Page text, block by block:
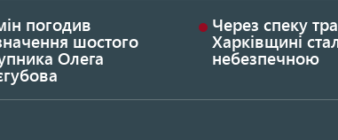
погодив
шостого
Олега
Через спеку
Харківщині
небезпечною